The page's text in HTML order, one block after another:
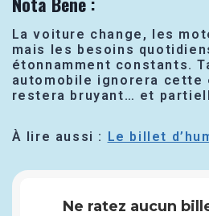
La voiture change, les
mais les besoins
étonnamment constants.
automobile ignorera cette
restera bruyant… et
À lire aussi : Le billet
Ne ratez aucun